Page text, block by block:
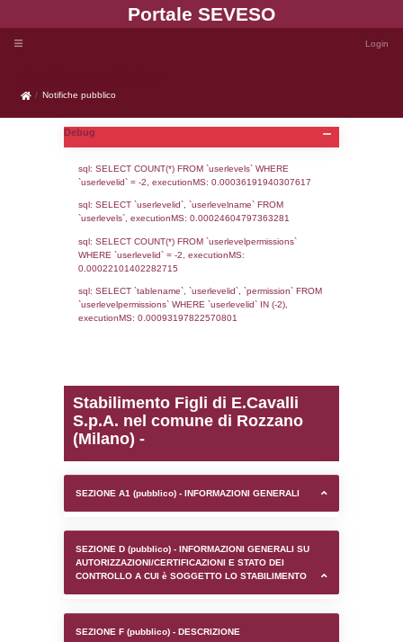
Portale
Notifiche pubblico
Notifiche pubblico
Debug
sql: SELECT COUNT(*) FROM `userlevels`
sql: SELECT `userlevelid`, `userlevelname`
0.00022101402282715
sql: SELECT `tablename`, `userlevelid`,
executionMS: 0.00093197822570801
Stabilimento Figli di